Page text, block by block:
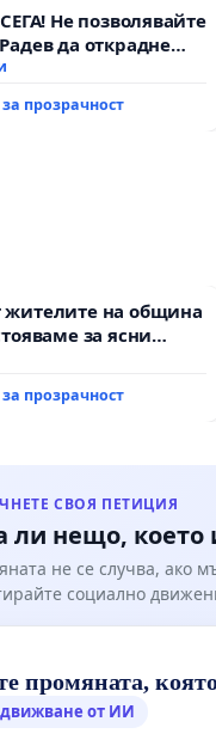
Не позволявайте
да открадне
ни в тъмното
прозрачност
на община
за ясни
МЕД” АД и от
норми!
прозрачност
СВОЯ ПЕТИЦИЯ
ли нещо, което
не се случва, ако
социално
промяната,
от ИИ